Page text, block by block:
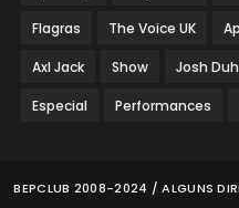
Flagras The Voice UK
Axl Jack Show Josh
Especial Performances
BEPCLUB 2008-2024 / ALGUNS